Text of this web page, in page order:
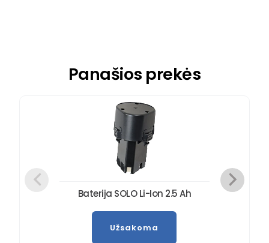
Panašios prekės
Baterija SOLO Li-Ion 2.5 Ah
Užsakoma